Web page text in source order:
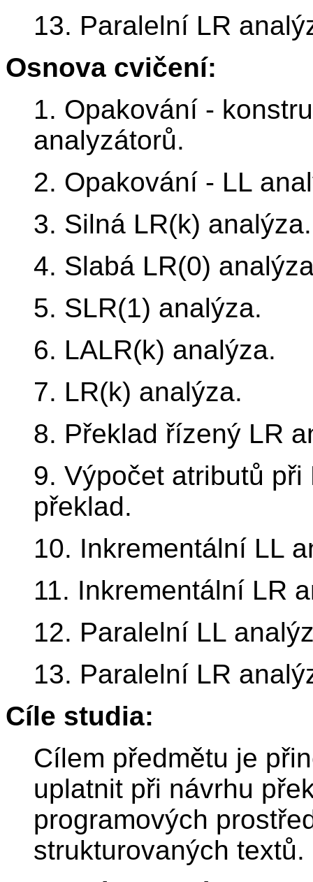
13. Paralelní LR
Osnova cvičení:
1. Opakování -
analyzátorů.
2. Opakování - LL
3. Silná LR(k) analýza.
4. Slabá LR(0)
5. SLR(1) analýza.
6. LALR(k) analýza.
7. LR(k) analýza.
8. Překlad řízený LR
9. Výpočet atributů
překlad.
10. Inkrementální LL
11. Inkrementální LR
12. Paralelní LL
13. Paralelní LR
Cíle studia:
Cílem předmětu je
uplatnit při návrhu
programových
strukturovaných textů.